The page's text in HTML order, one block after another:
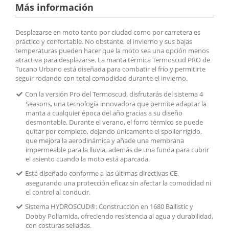
Más información
Desplazarse en moto tanto por ciudad como por carretera es
práctico y confortable. No obstante, el invierno y sus bajas
temperaturas pueden hacer que la moto sea una opción menos
atractiva para desplazarse. La manta térmica Termoscud PRO de
Tucano Urbano está diseñada para combatir el frío y permitirte
seguir rodando con total comodidad durante el invierno.
Con la versión Pro del Termoscud, disfrutarás del sistema 4
Seasons, una tecnología innovadora que permite adaptar la
manta a cualquier época del año gracias a su diseño
desmontable. Durante el verano, el forro térmico se puede
quitar por completo, dejando únicamente el spoiler rígido,
que mejora la aerodinámica y añade una membrana
impermeable para la lluvia, además de una funda para cubrir
el asiento cuando la moto está aparcada.
Está diseñado conforme a las últimas directivas CE,
asegurando una protección eficaz sin afectar la comodidad ni
el control al conducir.
Sistema HYDROSCUD®: Construcción en 1680 Ballistic y
Dobby Poliamida, ofreciendo resistencia al agua y durabilidad,
con costuras selladas.